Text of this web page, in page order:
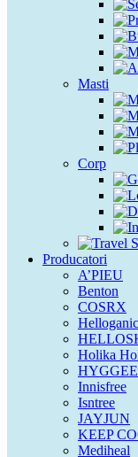
Masti
Corp
Producatori
A’PIEU
Benton
COSRX
Helloganic
Holika
HYGGEE
Innisfree
Isntree
JAYJUN
KEEP
Mediheal